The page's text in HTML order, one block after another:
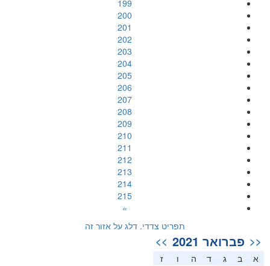
199
200
201
202
203
204
205
206
207
208
209
210
211
212
213
214
215
»
תפריט צדדי. דלג על אזור זה
<< פברואר 2021 >>
א ב ג ד ה
ז